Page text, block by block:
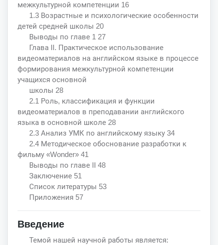
межкультурной компетенции 16
1.3 Возрастные и психологические особенности
детей средней школы 20
Выводы по главе 1 27
Глава II. Практическое использование
видеоматериалов на английском языке в процессе
формирования межкультурной компетенции
учащихся основной
школы 28
2.1 Роль, классификация и функции
видеоматериалов в преподавании английского
языка в основной школе 28
2.3 Анализ УМК по английскому языку 34
2.4 Методическое обоснование разработки к
фильму «Wonder» 41
Выводы по главе II 48
Заключение 51
Список литературы 53
Приложения 57
Введение
Темой нашей научной работы является: